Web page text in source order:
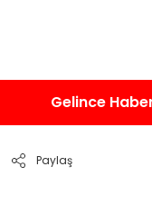
Gelince
Paylaş